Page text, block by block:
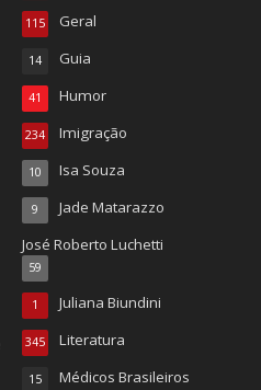
Geral
115
Guia
14
Humor
41
Imigração
234
Isa Souza
10
Jade Matarazzo
9
José Roberto Luchetti
59
Juliana Biundini
1
Literatura
345
Médicos Brasileiros
15